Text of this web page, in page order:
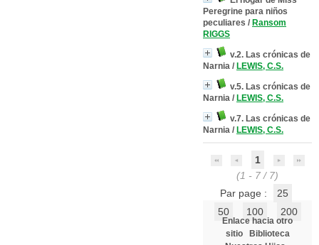
Peregrine para niños
peculiares / Ransom
RIGGS
v.2. Las crónicas de
Narnia / LEWIS, C.S.
v.5. Las crónicas de
Narnia / LEWIS, C.S.
v.7. Las crónicas de
Narnia / LEWIS, C.S.
1
(1 - 7 / 7)
Par page :
25
50
100 200
Enlace hacia otro
sitio
Biblioteca